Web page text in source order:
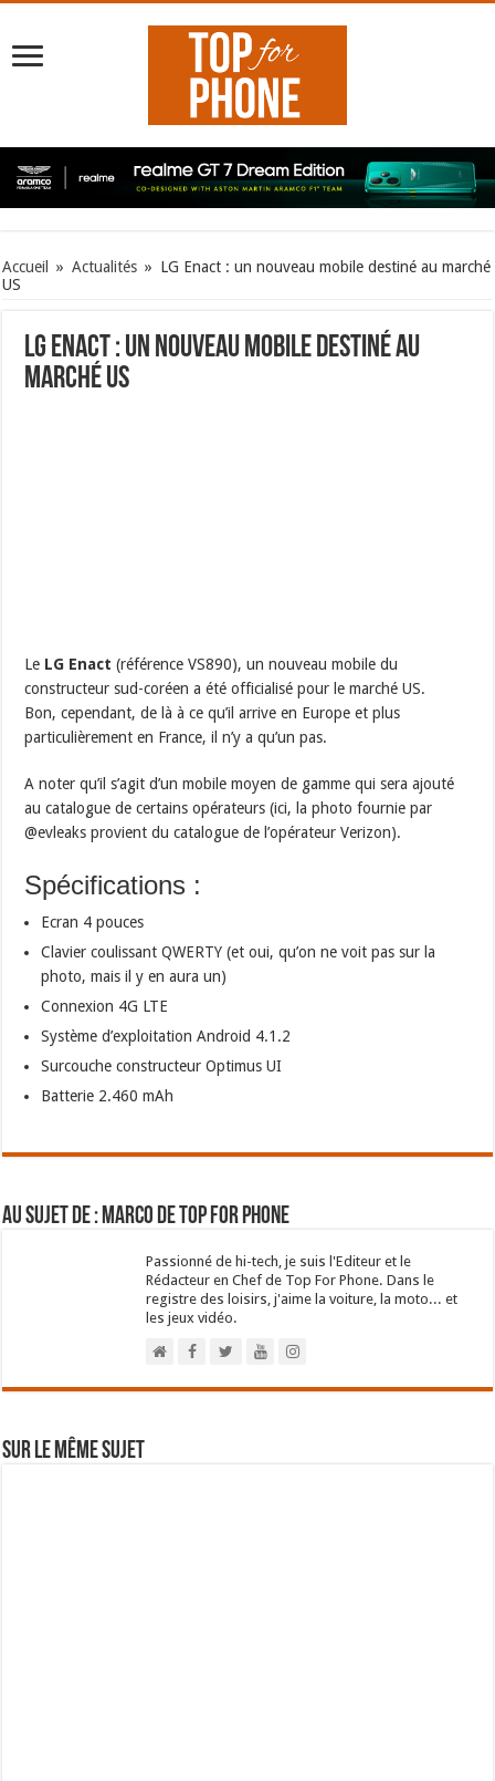
Accueil » Actualités » LG Enact : un nouveau mobile destiné au marché
US
LG Enact : un nouveau mobile destiné au
marché US
Le LG Enact(référence VS890), un nouveau mobile du
constructeur sud-coréen a été officialisé pour le marché US.
Bon, cependant, de là à ce qu’il arrive en Europe et plus
particulièrement en France, il n’y a qu’un pas.
A noter qu’il s’agit d’un mobile moyen de gamme qui sera ajouté
au catalogue de certains opérateurs (ici, la photo fournie par
@evleaks provient du catalogue de l’opérateur Verizon).
Spécifications :
Ecran 4 pouces
Clavier coulissant QWERTY (et oui, qu’on ne voit pas sur la
photo, mais il y en aura un)
Connexion 4G LTE
Système d’exploitation Android 4.1.2
Surcouche constructeur Optimus UI
Batterie 2.460 mAh
Au sujet de : Marco de Top For Phone
Passionné de hi-tech, je suis l'Editeur et le
Rédacteur en Chef de Top For Phone. Dans le
registre des loisirs, j'aime la voiture, la moto... et
les jeux vidéo.
Sur le même sujet